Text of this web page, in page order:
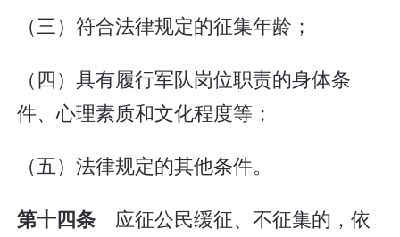
（三）符合法律规定的征集年龄；
（四）具有履行军队岗位职责的身体条
件、心理素质和文化程度等；
（五）法律规定的其他条件。
第十四条 应征公民缓征、不征集的，依